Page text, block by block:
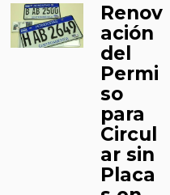
Renov
ación
del
Permi
so
para
Circul
ar sin
Placa